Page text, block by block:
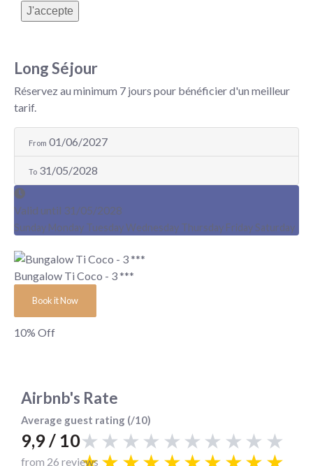
J'accepte
Long Séjour
Réservez au minimum 7 jours pour bénéficier d'un meilleur
tarif.
From 01/06/2027
To 31/05/2028
Valid until 31/05/2028
Sunday Monday TuesdayWednesday Thursday Friday Saturday
Bungalow Ti Coco - 3 ***
Book it Now
10% Off
Airbnb's Rate
Average guest rating (/10)
9,9 / 10★★★★★★★★★★
from 26 reviews